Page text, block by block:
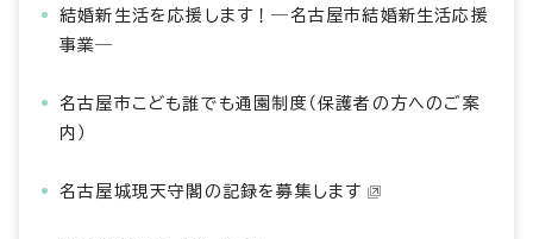
結婚新生活を応援します！―名古屋市結婚新生活応援
事業―
名古屋市こども誰でも通園制度（保護者の方へのご案
内）
名古屋城現天守閣の記録を募集します